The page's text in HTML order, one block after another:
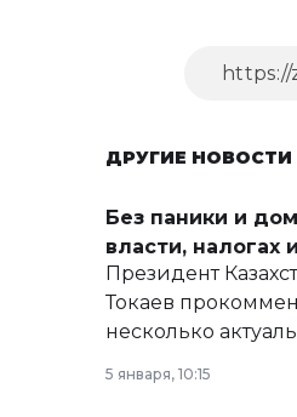
ДРУГИЕ НОВОСТИ
Без паники и
власти, налогах
Президент
Токаев
несколько
армии,
5 января, 10:15